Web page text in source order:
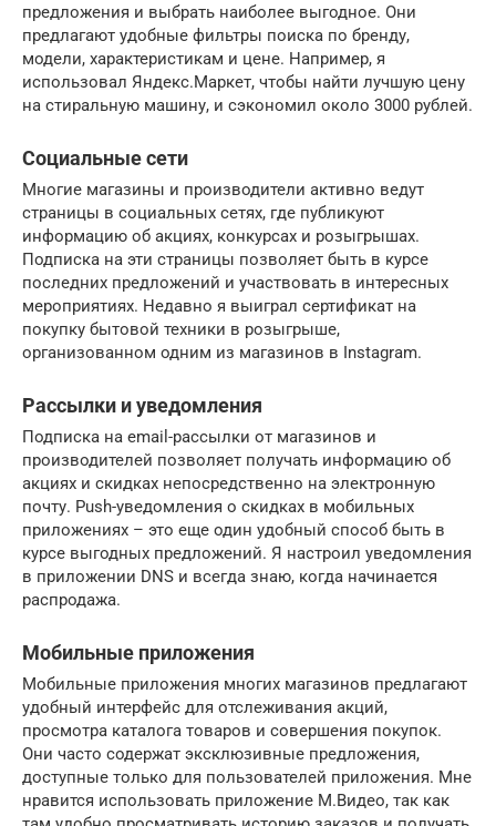
предложения и выбрать наиболее выгодное. Они
предлагают удобные фильтры поиска по бренду,
модели, характеристикам и цене. Например, я
использовал Яндекс.Маркет, чтобы найти лучшую цену
на стиральную машину, и сэкономил около 3000 рублей.
Социальные сети
Многие магазины и производители активно ведут
страницы в социальных сетях, где публикуют
информацию об акциях, конкурсах и розыгрышах.
Подписка на эти страницы позволяет быть в курсе
последних предложений и участвовать в интересных
мероприятиях. Недавно я выиграл сертификат на
покупку бытовой техники в розыгрыше,
организованном одним из магазинов в Instagram.
Рассылки и уведомления
Подписка на email-рассылки от магазинов и
производителей позволяет получать информацию об
акциях и скидках непосредственно на электронную
почту. Push-уведомления о скидках в мобильных
приложениях – это еще один удобный способ быть в
курсе выгодных предложений. Я настроил уведомления
в приложении DNS и всегда знаю, когда начинается
распродажа.
Мобильные приложения
Мобильные приложения многих магазинов предлагают
удобный интерфейс для отслеживания акций,
просмотра каталога товаров и совершения покупок.
Они часто содержат эксклюзивные предложения,
доступные только для пользователей приложения. Мне
нравится использовать приложение М.Видео, так как